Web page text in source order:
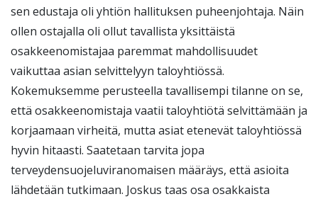
sen edustaja oli yhtiön hallituksen puheenjohtaja. Näin
ollen ostajalla oli ollut tavallista yksittäistä
osakkeenomistajaa paremmat mahdollisuudet
vaikuttaa asian selvittelyyn taloyhtiössä.
Kokemuksemme perusteella tavallisempi tilanne on se,
että osakkeenomistaja vaatii taloyhtiötä selvittämään ja
korjaamaan virheitä, mutta asiat etenevät taloyhtiössä
hyvin hitaasti. Saatetaan tarvita jopa
terveydensuojeluviranomaisen määräys, että asioita
lähdetään tutkimaan. Joskus taas osa osakkaista